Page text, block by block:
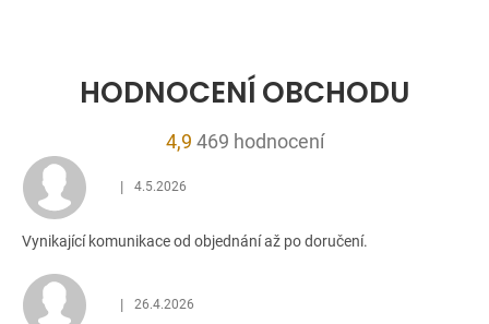
HODNOCENÍ OBCHODU
4,9 Průměrné
4,9
469 hodnocení
Hodnocení obchodu je 5 z 5 hvězdiček.
| 4.5.2026
Vynikající komunikace od objednání až po doručení.
Hodnocení obchodu je 5 z 5 hvězdiček.
| 26.4.2026